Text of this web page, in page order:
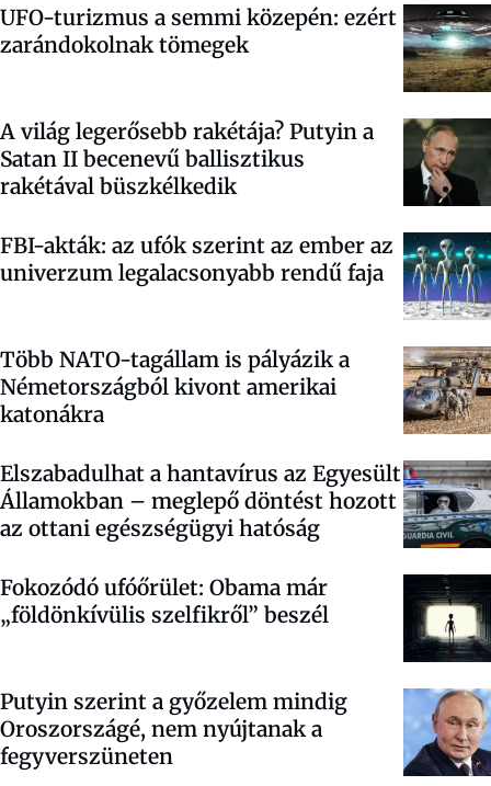
UFO-turizmus a semmi közepén: ezért
zarándokolnak tömegek
A világ legerősebb rakétája? Putyin a
Satan II becenevű ballisztikus
rakétával büszkélkedik
FBI-akták: az ufók szerint az ember az
univerzum legalacsonyabb rendű faja
Több NATO-tagállam is pályázik a
Németországból kivont amerikai
katonákra
Elszabadulhat a hantavírus az Egyesült
Államokban – meglepő döntést hozott
az ottani egészségügyi hatóság
Fokozódó ufóőrület: Obama már
„földönkívülis szelfikről” beszél
Putyin szerint a győzelem mindig
Oroszországé, nem nyújtanak a
fegyverszüneten